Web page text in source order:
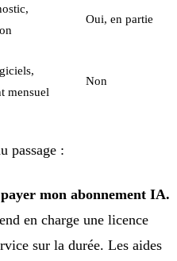
Oui, en partie
mensuel
Non
passage :
mon abonnement IA.
en charge une licence
sur la durée. Les aides